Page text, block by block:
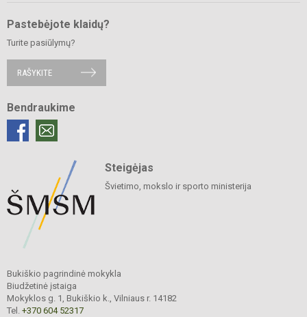
Pastebėjote klaidų?
Turite pasiūlymų?
RAŠYKITE
Bendraukime
Steigėjas
Švietimo, mokslo ir sporto ministerija
Bukiškio pagrindinė mokykla
Biudžetinė įstaiga
Mokyklos g. 1, Bukiškio k., Vilniaus r. 14182
Tel. +370 604 52317